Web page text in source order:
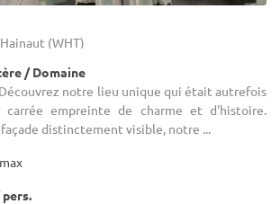
(WHT)
/ Domaine
notre lieu unique qui était autrefois
empreinte de charme et d'histoire.
distinctement visible, notre ...
pers.